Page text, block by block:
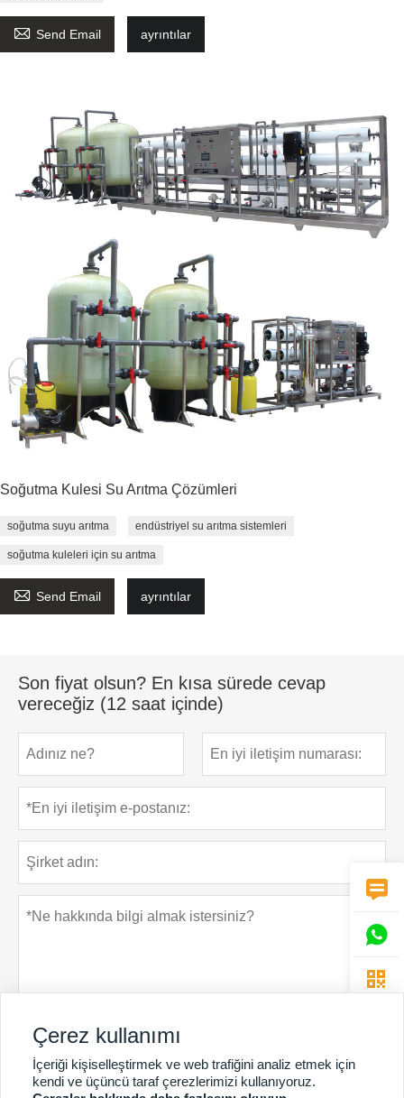
 Send Email ayrıntılar
Soğutma Kulesi Su Arıtma Çözümleri
soğutma suyu arıtma endüstriyel su arıtma sistemleri
soğutma kuleleri için su arıtma
 Send Email ayrıntılar
Son fiyat olsun? En kısa sürede cevap
vereceğiz (12 saat içinde)
Gönder Gizlilik Politikası



Çerez kullanımı
İçeriği kişiselleştirmek ve web trafiğini analiz etmek için
kendi ve üçüncü taraf çerezlerimizi kullanıyoruz.